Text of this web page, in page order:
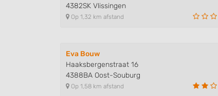
4382SK Vlissingen
Op 1,32 km afstand
Eva Bouw
Haaksbergenstraat 16
4388BA Oost-Souburg
Op 1,58 km afstand